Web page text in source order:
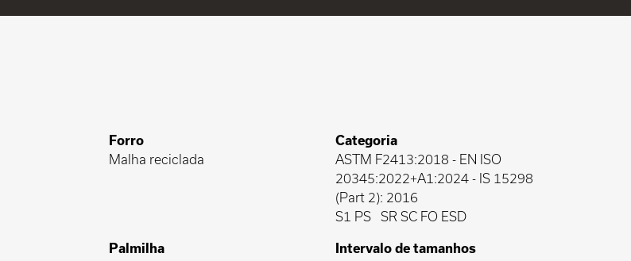
Forro
Malha reciclada
Categoria
ASTM F2413:2018 - EN ISO
20345:2022+A1:2024 - IS 15298
(Part 2): 2016
S1 PS
SR SC FO ESD
Palmilha
Intervalo de tamanhos